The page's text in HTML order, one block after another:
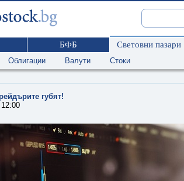
БФБ Световни пазари
Облигации Валути Стоки
губят!